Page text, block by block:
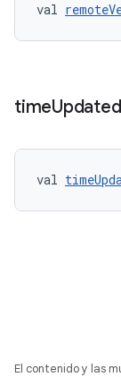
val
timeUpdated
val
El contenido y las